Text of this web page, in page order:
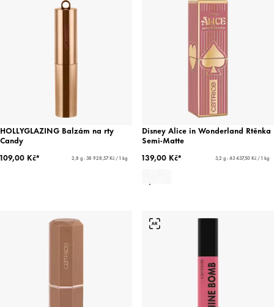
HOLLYGLAZING Balzám na rty
Candy
109,00 Kč*
2,8 g - 38 928,57 Kč / 1 kg
Disney Alice in Wonderland Rtěnka
Semi-Matte
139,00 Kč*
3,2 g - 43 437,50 Kč / 1 kg